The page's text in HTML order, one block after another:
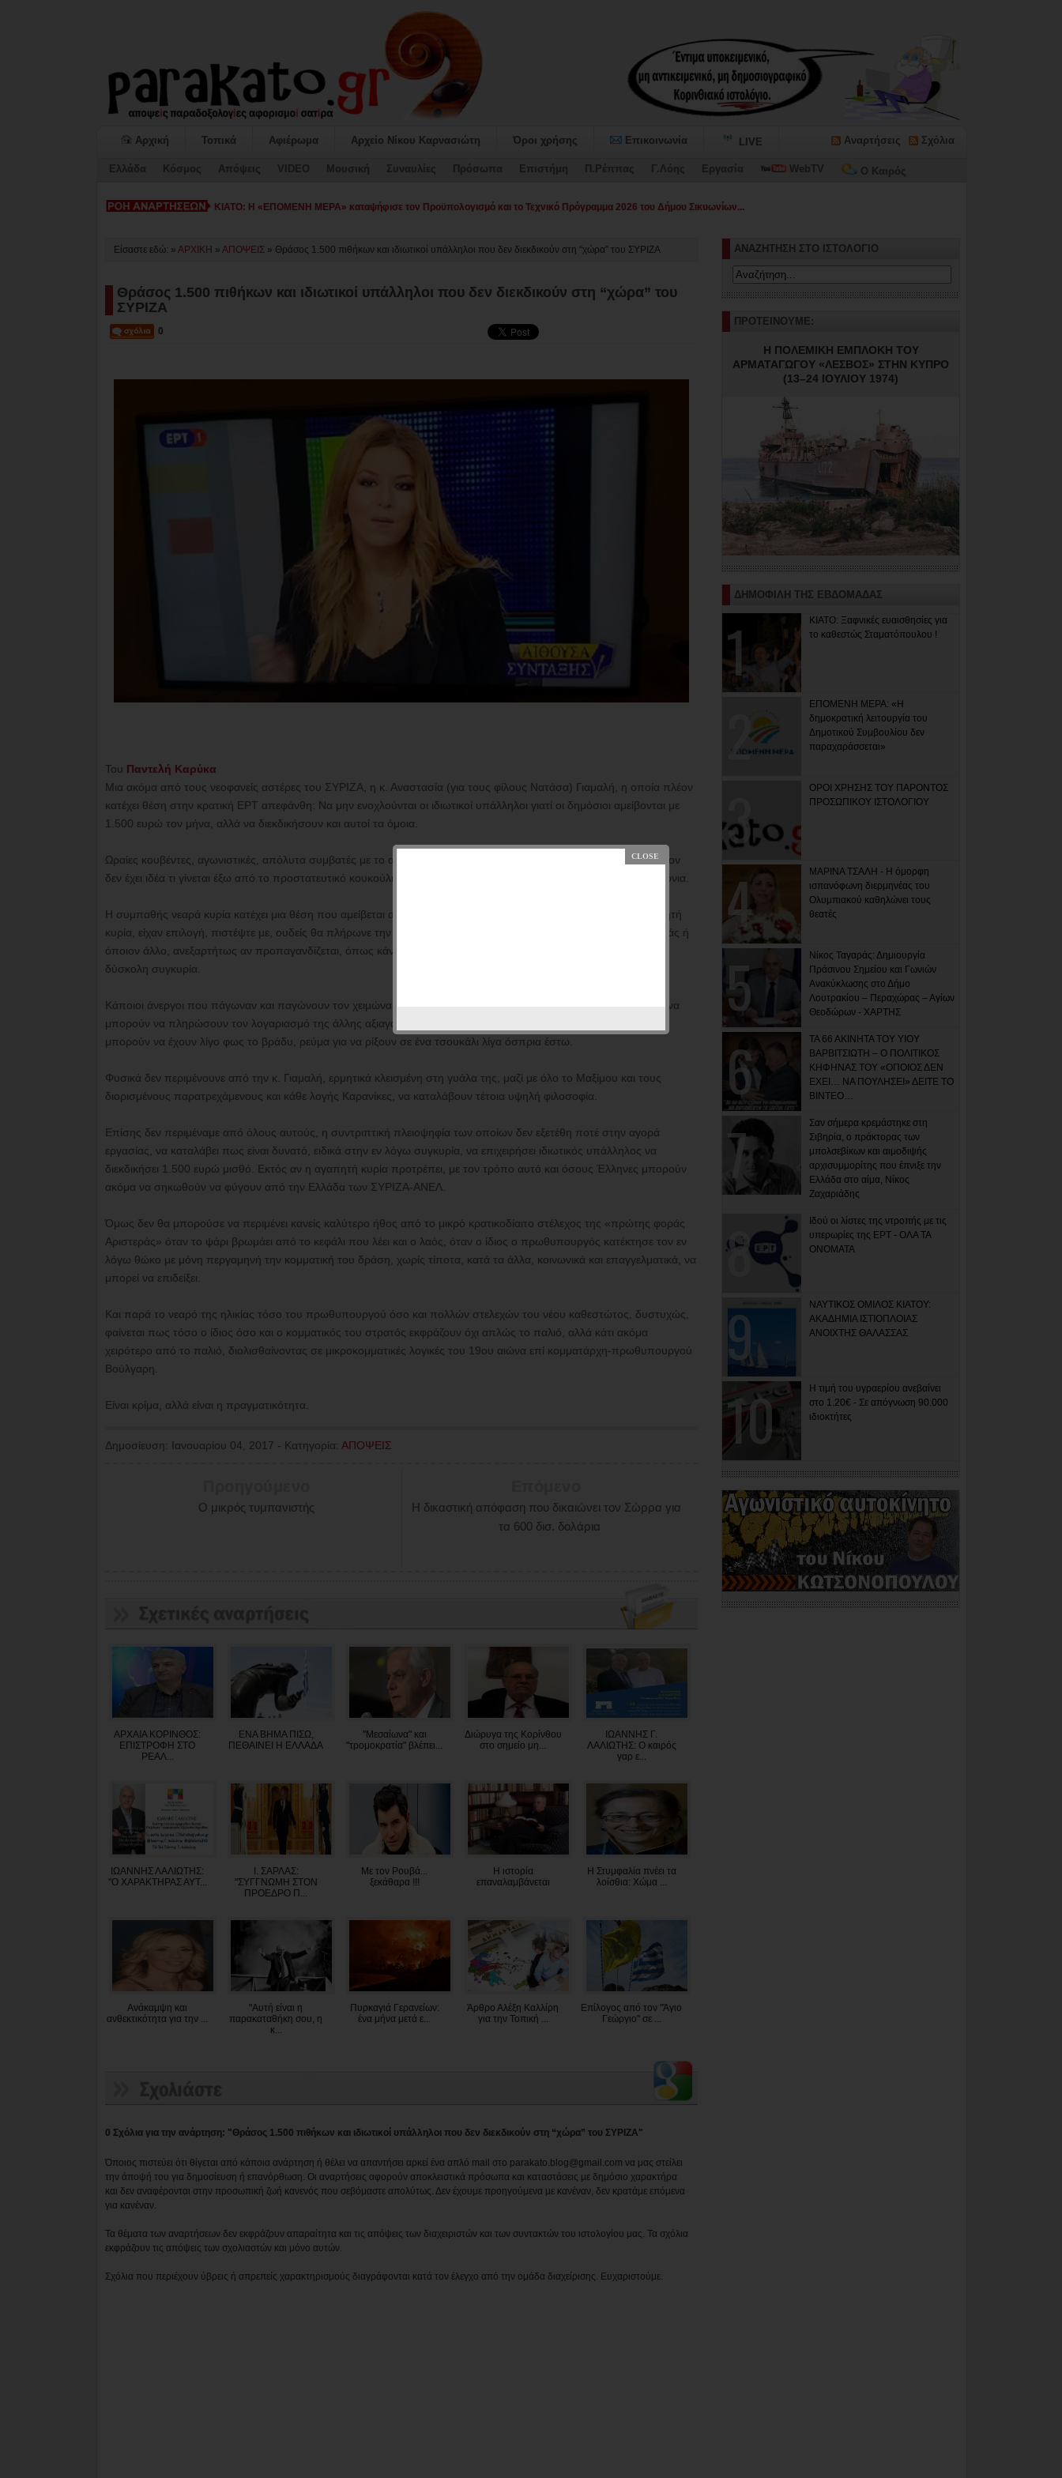
Αρχική Τοπικά Αφιέρωμα Αρχείο Νίκου Καρνασιώτη Όροι χρήσης Επικοινωνία LIVE Αναρτήσεις Σχόλια
Ελλάδα Κόσμος Απόψεις VIDEO Μουσική Συναυλίες Πρόσωπα Επιστήμη Π.Ρέππας Γ.Λόης Εργασία WebTV Ο Καιρός
ΚΙΑΤΟ: Η «ΕΠΟΜΕΝΗ ΜΕΡΑ» καταψήφισε τον Προϋπολογισμό και το Τεχνικό Πρόγραμμα 2026 του Δήμου Σικυωνίων...
Είσαστε εδώ: » ΑΡΧΙΚΗ » ΑΠΟΨΕΙΣ » Θράσος 1.500 πιθήκων και ιδιωτικοί υπάλληλοι που δεν διεκδικούν στη “χώρα” του ΣΥΡΙΖΑ
Θράσος 1.500 πιθήκων και ιδιωτικοί υπάλληλοι που δεν διεκδικούν στη “χώρα” του
ΣΥΡΙΖΑ
0
Του Παντελή Καρύκα
Μια ακόμα από τους νεοφανείς αστέρες του ΣΥΡΙΖΑ, η κ. Αναστασία (για τους φίλους Νατάσα) Γιαμαλή, η οποία πλέον
κατέχει θέση στην κρατική ΕΡΤ απεφάνθη: Να μην ενοχλούνται οι ιδιωτικοί υπάλληλοι γιατί οι δημόσιοι αμείβονται με
1.500 ευρώ τον μήνα, αλλά να διεκδικήσουν και αυτοί τα όμοια.
Ωραίες κουβέντες, αγωνιστικές, απόλυτα συμβατές με το αριστερό φρόνημα της συμπαθούς κυρίας, η οποία μάλλον
δεν έχει ιδέα τι γίνεται έξω από το προστατευτικό κουκούλι που η κομματική της ιδιότητα την ενέκλεισε εδώ και χρόνια.
Η συμπαθής νεαρά κυρία κατέχει μια θέση που αμείβεται από τον ελληνικό λαό, ερήμην του. Αν οι Έλληνες, αγαπητή
κυρία, είχαν επιλογή, πιστέψτε με, ουδείς θα πλήρωνε την ΕΡΤ, μέσω τους λογαριασμού της ΔΕΗ για να βλέπει εσάς ή
όποιον άλλο, ανεξαρτήτως αν προπαγανδίζεται, όπως κάνετε, υπέρ της κυβέρνησης ή όχι, στην προκείμενη τόσο
δύσκολη συγκυρία.
Κάποιοι άνεργοι που πάγωναν και παγώνουν τον χειμώνα δεν καίνε ούτε κερί για να ζεσταθούν μόνο και μόνο για να
μπορούν να πληρώσουν τον λογαριασμό της άλλης αξιαγάπητης «κόρης» του άθλιου Δημοσίου, της ΔΕΗ, για να
μπορούν να έχουν λίγο φως το βράδυ, ρεύμα για να ρίξουν σε ένα τσουκάλι λίγα όσπρια έστω.
Φυσικά δεν περιμένουνε από την κ. Γιαμαλή, ερμητικά κλεισμένη στη γυάλα της, μαζί με όλο το Μαξίμου και τους
διορισμένους παρατρεχάμενους και κάθε λογής Καρανίκες, να καταλάβουν τέτοια υψηλή φιλοσοφία.
Επίσης δεν περιμέναμε από όλους αυτούς, η συντριπτική πλειοψηφία των οποίων δεν εξετέθη ποτέ στην αγορά
εργασίας, να καταλάβει πως είναι δυνατό, ειδικά στην εν λόγω συγκυρία, να επιχειρήσει ιδιωτικός υπάλληλος να
διεκδικήσει 1.500 ευρώ μισθό. Εκτός αν η αγαπητή κυρία προτρέπει, με τον τρόπο αυτό και όσους Έλληνες μπορούν
ακόμα να σηκωθούν να φύγουν από την Ελλάδα των ΣΥΡΙΖΑ-ΑΝΕΛ.
Όμως δεν θα μπορούσε να περιμένει κανείς καλύτερο ήθος από το μικρό κρατικοδίαιτο στέλεχος της «πρώτης φοράς
Αριστεράς» όταν το ψάρι βρωμάει από το κεφάλι που λέει και ο λαός, όταν ο ίδιος ο πρωθυπουργός κατέκτησε τον εν
λόγω θώκο με μόνη περγαμηνή την κομματική του δράση, χωρίς τίποτα, κατά τα άλλα, κοινωνικά και επαγγελματικά, να
μπορεί να επιδείξει.
Και παρά το νεαρό της ηλικίας τόσο του πρωθυπουργού όσο και πολλών στελεχών του νέου καθεστώτος, δυστυχώς,
φαίνεται πως τόσο ο ίδιος όσο και ο κομματικός του στρατός εκφράζουν όχι απλώς το παλιό, αλλά κάτι ακόμα
χειρότερο από το παλιό, διολισθαίνοντας σε μικροκομματικές λογικές του 19ου αιώνα επί κομματάρχη-πρωθυπουργού
Βούλγαρη.
Είναι κρίμα, αλλά είναι η πραγματικότητα.
Δημοσίευση: Ιανουαρίου 04, 2017 - Κατηγορία: ΑΠΟΨΕΙΣ
Η δικαστική απόφαση που δικαιώνει τον Σώρρα για
τα 600 δισ. δολάρια
Ο μικρός τυμπανιστής
ΑΡΧΑΙΑ ΚΟΡΙΝΘΟΣ:
ΕΠΙΣΤΡΟΦΗ ΣΤΟ
ΡΕΑΛ...
ΕΝΑ ΒΗΜΑ ΠΙΣΩ,
ΠΕΘΑΙΝΕΙ Η ΕΛΛΑΔΑ
"Μεσαίωνα" και
"τρομοκρατία" βλέπει...
Διώρυγα της Κορίνθου
στο σημείο μη...
ΙΩΑΝΝΗΣ Γ.
ΛΑΛΙΩΤΗΣ: Ο καιρός
γαρ ε...
ΙΩΑΝΝΗΣ ΛΑΛΙΩΤΗΣ:
"O XAΡΑΚΤΗΡΑΣ ΑΥΤ...
Ι. ΣΑΡΛΑΣ:
"ΣΥΓΓΝΩΜΗ ΣΤΟΝ
ΠΡΟΕΔΡΟ Π...
Με τον Ρουβά...
ξεκάθαρα !!!
Η ιστορία
επαναλαμβάνεται
Η Στυμφαλία πνέει τα
λοίσθια: Χώμα ...
Ανάκαμψη και
ανθεκτικότητα για την ...
"Αυτή είναι η
παρακαταθήκη σου, η
κ...
Πυρκαγιά Γερανείων:
ένα μήνα μετά ε...
Άρθρο Αλέξη Καλλίρη
για την Τοπική ...
Επίλογος από τον "Άγιο
Γεώργιο" σε ...
0 Σχόλια για την ανάρτηση: "Θράσος 1.500 πιθήκων και ιδιωτικοί υπάλληλοι που δεν διεκδικούν στη “χώρα” του ΣΥΡΙΖΑ"
Όποιος πιστεύει ότι θίγεται από κάποια ανάρτηση ή θέλει να απαντήσει αρκεί ένα απλό mail στο parakato.blog@gmail.com να μας στείλει
την άποψή του για δημοσίευση ή επανόρθωση. Οι αναρτήσεις αφορούν αποκλειστικά πρόσωπα και καταστάσεις με δημόσιο χαρακτήρα
και δεν αναφέρονται στην προσωπική ζωή κανενός που σεβόμαστε απολύτως. Δεν έχουμε προηγούμενα με κανέναν, δεν κρατάμε επόμενα
για κανέναν.
Τα θέματα των αναρτήσεων δεν εκφράζουν απαραίτητα και τις απόψεις των διαχειριστών και των συντακτών του ιστολογίου μας. Τα σχόλια
εκφράζουν τις απόψεις των σχολιαστών και μόνο αυτών.
Σχόλια που περιέχουν ύβρεις ή απρεπείς χαρακτηρισμούς διαγράφονται κατά τον έλεγχο από την ομάδα διαχείρισης. Ευχαριστούμε.
ΑΝΑΖΗΤΗΣΗ ΣΤΟ ΙΣΤΟΛΟΓΙΟ
ΠΡΟΤΕΙΝΟΥΜΕ:
Η ΠΟΛΕΜΙΚΗ ΕΜΠΛΟΚΗ ΤΟΥ
ΑΡΜΑΤΑΓΩΓΟΥ «ΛΕΣΒΟΣ» ΣΤΗΝ ΚΥΠΡΟ
(13–24 ΙΟΥΛΙΟΥ 1974)
ΔΗΜΟΦΙΛΗ ΤΗΣ ΕΒΔΟΜΑΔΑΣ
ΚΙΑΤΟ: Ξαφνικές ευαισθησίες για
το καθεστώς Σταματόπουλου !
ΕΠΟΜΕΝΗ ΜΕΡΑ: «Η
δημοκρατική λειτουργία του
Δημοτικού Συμβουλίου δεν
παραχαράσσεται»
ΟΡΟΙ ΧΡΗΣΗΣ ΤΟΥ ΠΑΡΟΝΤΟΣ
ΠΡΟΣΩΠΙΚΟΥ ΙΣΤΟΛΟΓΙΟΥ
ΜΑΡΙΝΑ ΤΣΑΛΗ - Η όμορφη
ισπανόφωνη διερμηνέας του
Ολυμπιακού καθηλώνει τους
θεατές
Νίκος Ταγαράς: Δημιουργία
Πράσινου Σημείου και Γωνιών
Ανακύκλωσης στο Δήμο
Λουτρακίου – Περαχώρας – Αγίων
Θεοδώρων - ΧΑΡΤΗΣ
ΤΑ 66 ΑΚΙΝΗΤΑ ΤΟΥ ΥΙΟΥ
ΒΑΡΒΙΤΣΙΩΤΗ – Ο ΠΟΛΙΤΙΚΟΣ
ΚΗΦΗΝΑΣ ΤΟΥ «ΟΠΟΙΟΣ ΔΕΝ
ΕΧΕΙ… ΝΑ ΠΟΥΛΗΣΕΙ» ΔΕΙΤΕ ΤΟ
ΒΙΝΤΕΟ…
Σαν σήμερα κρεμάστηκε στη
Σιβηρία, ο πράκτορας των
μπολσεβίκων και αιμοδιψής
αρχισυμμορίτης που έπνιξε την
Ελλάδα στο αίμα, Νίκος
Ζαχαριάδης
Ιδού οι λίστες της ντροπής με τις
υπερωρίες της ΕΡΤ - ΟΛΑ ΤΑ
ΟΝΟΜΑΤΑ
ΝΑΥΤΙΚΟΣ ΟΜΙΛΟΣ ΚΙΑΤΟΥ:
ΑΚΑΔΗΜΙΑ ΙΣΤΙΟΠΛΟΙΑΣ
ΑΝΟΙΧΤΗΣ ΘΑΛΑΣΣΑΣ
Η τιμή του υγραερίου ανεβαίνει
στο 1.20€ - Σε απόγνωση 90.000
ιδιοκτήτες